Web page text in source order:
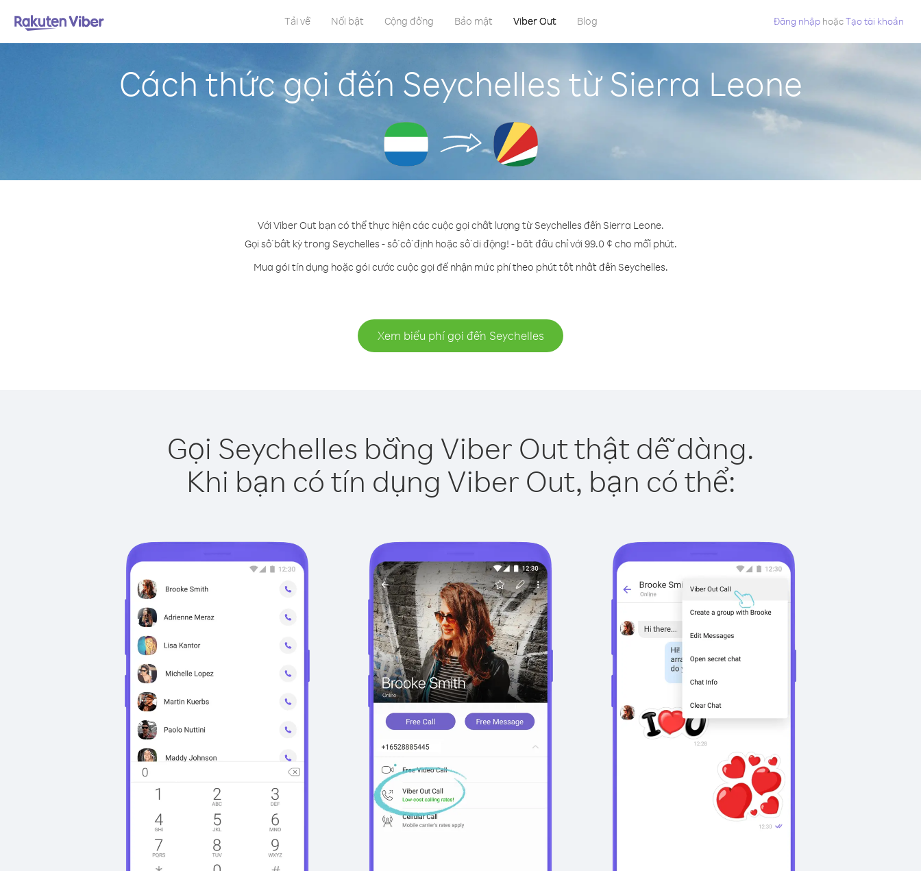
Tải về Nổi bật Cộng đồng Bảo mật Viber Out Blog Đăng nhập hoặcTạo tài khoản
Cách thức gọi đến Seychelles từ Sierra Leone
Với Viber Out bạn có thể thực hiện các cuộc gọi chất lượng từ Seychelles đến Sierra Leone.
Gọi số bất kỳ trong Seychelles - số cố định hoặc số di động! - bắt đầu chỉ với 99.0 ¢ cho mỗi phút.
Mua gói tín dụng hoặc gói cước cuộc gọi để nhận mức phí theo phút tốt nhất đến Seychelles.
Xem biểu phí gọi đến Seychelles
Gọi Seychelles bằng Viber Out thật dễ dàng.
Khi bạn có tín dụng Viber Out, bạn có thể: